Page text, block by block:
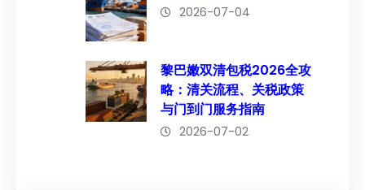
2026-07-04
黎巴嫩双清包税2026全攻
略：清关流程、关税政策
与门到门服务指南
2026-07-02